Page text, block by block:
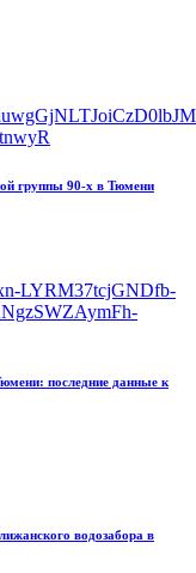
группы 90‑х в Тюмени
последние данные к
водозабора в